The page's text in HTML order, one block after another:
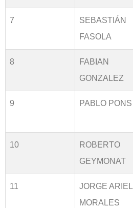
7
SEBASTIÁN
FASOLA
8
FABIAN
GONZALEZ
9 PABLO PONS
10
ROBERTO
GEYMONAT
11
JORGE ARIEL
MORALES